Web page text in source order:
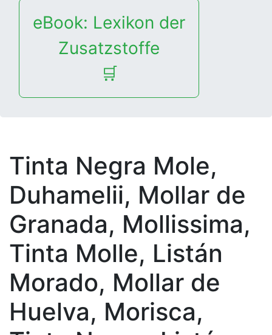
eBook: Lexikon der
Zusatzstoffe
🛒
Tinta Negra Mole,
Duhamelii, Mollar de
Granada, Mollissima,
Tinta Molle, Listán
Morado, Mollar de
Huelva, Morisca,